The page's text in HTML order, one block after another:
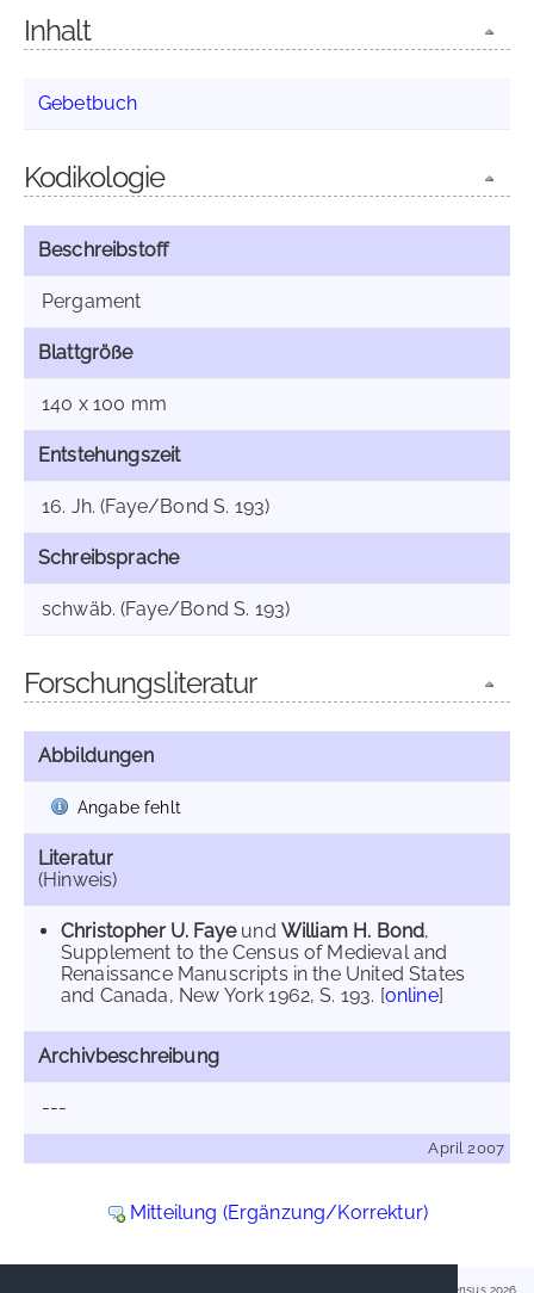
Inhalt
Gebetbuch
Kodikologie
Beschreibstoff
Pergament
Blattgröße
140 x 100 mm
Entstehungszeit
16. Jh. (Faye/Bond S. 193)
Schreibsprache
schwäb. (Faye/Bond S. 193)
Forschungsliteratur
Abbildungen
Angabe fehlt
Literatur
(Hinweis)
Christopher U. Fayeund William H. Bond,
Supplement to the Census of Medieval and
Renaissance Manuscripts in the United States
and Canada, New York 1962, S. 193. [online]
Archivbeschreibung
---
April 2007
Mitteilung (Ergänzung/Korrektur)
Handschriftencensus 2026